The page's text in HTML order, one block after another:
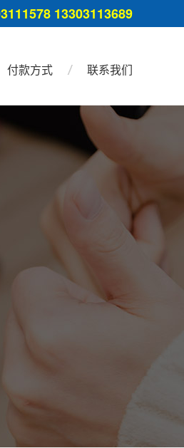
13303113689
付款方式 联系我们